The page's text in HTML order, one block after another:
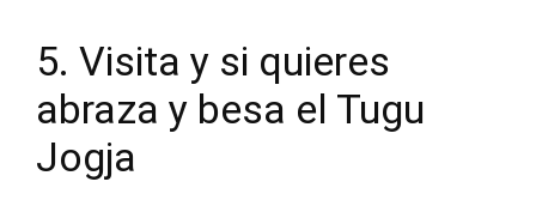
5. Visita y si quieres
abraza y besa el Tugu
Jogja